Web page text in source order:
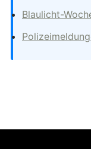
Blaulicht-